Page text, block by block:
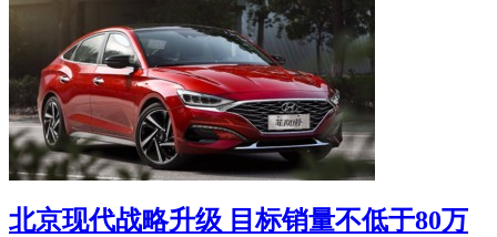
北京现代战略升级 目标销量不低于80万